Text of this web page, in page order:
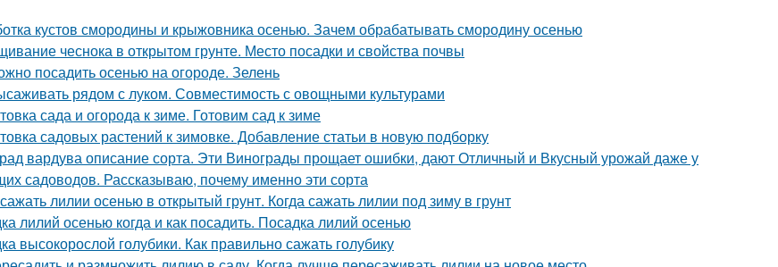
кустов смородины и крыжовника осенью. Зачем обрабатывать смородину осенью
чеснока в открытом грунте. Место посадки и свойства почвы
посадить осенью на огороде. Зелень
рядом с луком. Совместимость с овощными культурами
сада и огорода к зиме. Готовим сад к зиме
садовых растений к зимовке. Добавление статьи в новую подборку
вардува описание сорта. Эти Винограды прощает ошибки, дают Отличный и Вкусный урожай даже у
садоводов. Рассказываю, почему именно эти сорта
лилии осенью в открытый грунт. Когда сажать лилии под зиму в грунт
лилий осенью когда и как посадить. Посадка лилий осенью
высокорослой голубики. Как правильно сажать голубику